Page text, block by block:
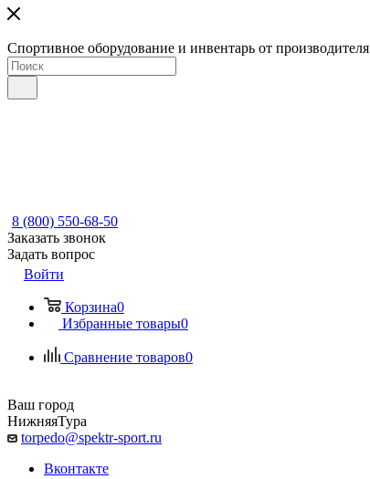
Спортивное оборудование и инвентарь от производителя
8 (800) 550-68-50
Заказать звонок
Задать вопрос
Войти
Корзина0
Избранные товары0
Сравнение товаров0
Ваш город
НижняяТура
torpedo@spektr-sport.ru
Вконтакте